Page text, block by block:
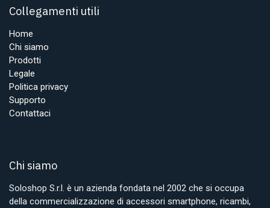
Collegamenti utili
Home
Chi siamo
Prodotti
Legale
Politica privacy
Supporto
Contattaci
Chi siamo
Soloshop S.r.l. è un azienda fondata nel 2002 che si occupa
della commercializzazione di accessori smartphone, ricambi,